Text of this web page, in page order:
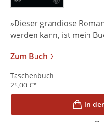
»Dieser grandiose
werden kann, ist mein
Zum Buch
Taschenbuch
25,00 €*
In